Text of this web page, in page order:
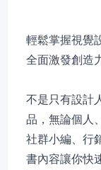
輕鬆掌握視覺
全面激發創造
不是只有設計
品，無論個人
社群小編、行
書內容讓你快